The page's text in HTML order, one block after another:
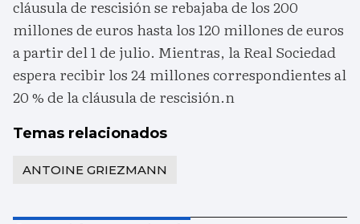
cláusula de rescisión se rebajaba de los 200
millones de euros hasta los 120 millones de euros
a partir del 1 de julio. Mientras, la Real Sociedad
espera recibir los 24 millones correspondientes al
20 % de la cláusula de rescisión.n
Temas relacionados
ANTOINE GRIEZMANN